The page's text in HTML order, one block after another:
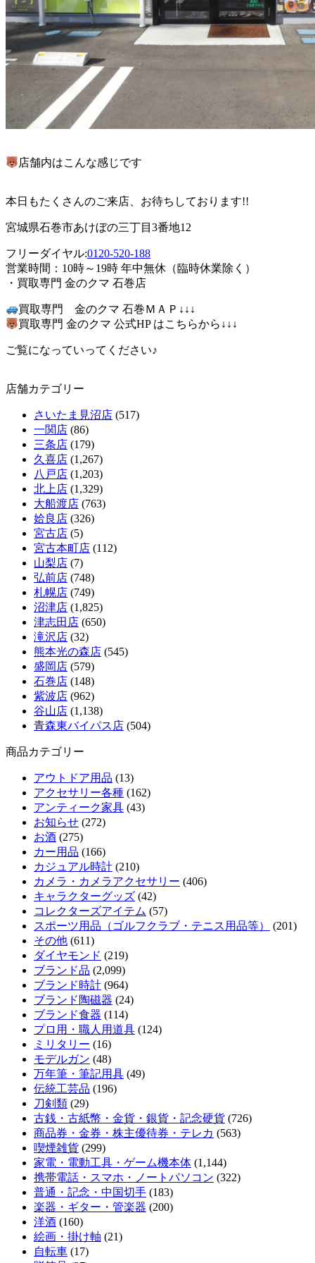
店舗内はこんな感じです
本日もたくさんのご来店、お待ちしております!!
宮城県石巻市あけぼの三丁目3番地12
フリーダイヤル:0120-520-188
営業時間：10時～19時 年中無休（臨時休業除く）
・買取専門 金のクマ 石巻店
買取専門 金のクマ 石巻ＭＡＰ↓↓↓
買取専門 金のクマ 公式HP はこちらから↓↓↓
ご覧になっていってください♪
店舗カテゴリー
さいたま見沼店 (517)
一関店 (86)
三条店 (179)
久喜店 (1,267)
八戸店 (1,203)
北上店 (1,329)
大船渡店 (763)
姶良店 (326)
宮古店 (5)
宮古本町店 (112)
山梨店 (7)
弘前店 (748)
札幌店 (749)
沼津店 (1,825)
津志田店 (650)
滝沢店 (32)
熊本光の森店 (545)
盛岡店 (579)
石巻店 (148)
紫波店 (962)
谷山店 (1,138)
青森東バイパス店 (504)
商品カテゴリー
アウトドア用品 (13)
アクセサリー各種 (162)
アンティーク家具 (43)
お知らせ (272)
お酒 (275)
カー用品 (166)
カジュアル時計 (210)
カメラ・カメラアクセサリー (406)
キャラクターグッズ (42)
コレクターズアイテム (57)
スポーツ用品（ゴルフクラブ・テニス用品等）
(201)
その他 (611)
ダイヤモンド (219)
ブランド品 (2,099)
ブランド時計 (964)
ブランド陶磁器 (24)
ブランド食器 (114)
プロ用・職人用道具 (124)
ミリタリー (16)
モデルガン (48)
万年筆・筆記用具 (49)
伝統工芸品 (196)
刀剣類 (29)
古銭・古紙幣・金貨・銀貨・記念硬貨 (726)
商品券・金券・株主優待券・テレカ (563)
喫煙雑貨 (299)
家電・電動工具・ゲーム機本体 (1,144)
携帯電話・スマホ・ノートパソコン (322)
普通・記念・中国切手 (183)
楽器・ギター・管楽器 (200)
洋酒 (160)
絵画・掛け軸 (21)
自転車 (17)